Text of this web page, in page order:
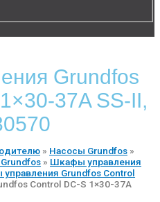
Grundfos
37A SS-II,
» Насосы Grundfos »
» Шкафы управления
Grundfos Control
Control DC-S 1×30-37A